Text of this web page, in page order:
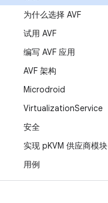
为什么选择 AVF
试用 AVF
编写 AVF 应用
AVF 架构
Microdroid
VirtualizationService
安全
实现 pKVM 供应商模块
用例